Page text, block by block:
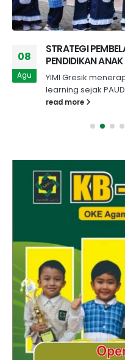
08
Agu
STRATEGI
PENDIDIKAN
YIMI Gresik
learning sejak
read more